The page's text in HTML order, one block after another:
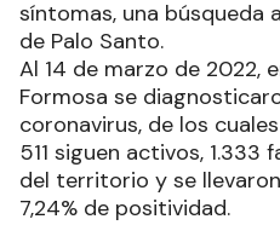
síntomas, una búsqueda
de Palo Santo.
Al 14 de marzo de 2022,
Formosa se
coronavirus, de los
511 siguen activos, 1.333
del territorio y se
7,24% de positividad.